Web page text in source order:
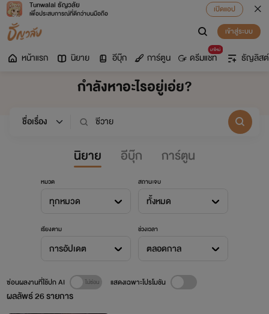
Tunwalai ธัญวลัย
เพื่อประสบการณ์ที่ดีกว่าบนมือถือ
เปิดแอป
เข้าสู่ระบบ
หน้าแรก นิยาย อีบุ๊ก การ์ตูน
มาใหม่
ดรีมแชท ธัญลิสต์
กำลังหาอะไรอยู่เอ่ย?
นิยาย อีบุ๊ก การ์ตูน
หมวด
ทุกหมวด
สถานะจบ
ทั้งหมด
เรียงตาม
การอัปเดต
ช่วงเวลา
ตลอดกาล
ผลลัพธ์26รายการ
ซ่อนผลงานที่ใช้ปก AI แสดงเฉพาะโปรโมชัน